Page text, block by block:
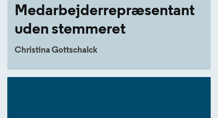
Medarbejderrepræsentant
uden stemmeret
Christina Gottschalck